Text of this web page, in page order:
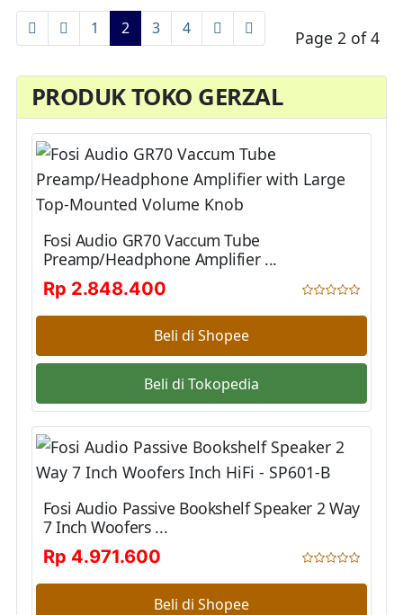
Page 2 of 4
1 2 3 4
PRODUK TOKO GERZAL
Fosi Audio GR70 Vaccum Tube
Preamp/Headphone Amplifier ...
Rp 2.848.400
Beli di Shopee
Beli di Tokopedia
Fosi Audio Passive Bookshelf Speaker 2 Way
7 Inch Woofers ...
Rp 4.971.600
Beli di Shopee